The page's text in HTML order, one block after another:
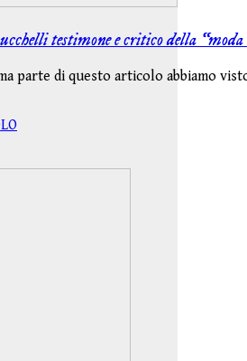
testimone e critico della “moda
parte di questo articolo abbiamo